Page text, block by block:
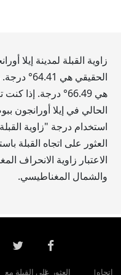
زاوية القبلة لمدينة إيلا
الحقيقي هي 64.41° درجة.
هي66.49° درجة. إذا كنت
الحالي في إيلا أورانجون
استخدام درجة "زاوية
العثور على اتجاه القبلة
الاعتبار زاوية الانحراف
والشمال المغناطيسي.
اتجاه العثور على القبلة مع